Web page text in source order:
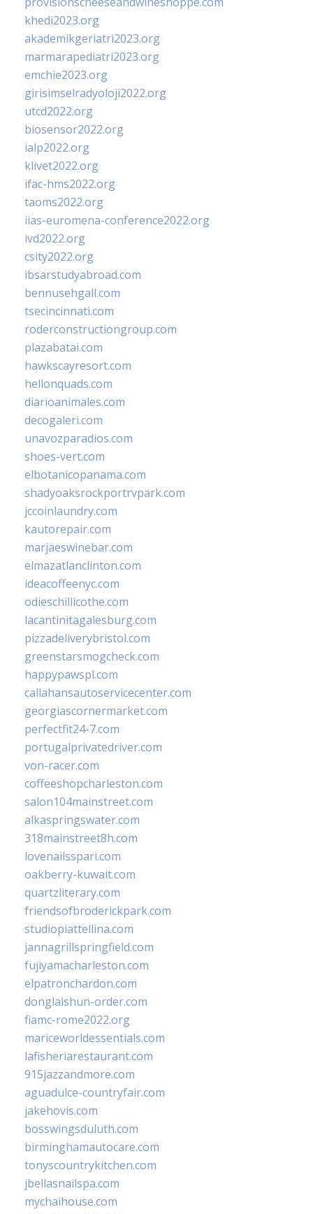
khedi2023.org
akademikgeriatri2023.org
marmarapediatri2023.org
emchie2023.org
girisimselradyoloji2022.org
utcd2022.org
biosensor2022.org
ialp2022.org
klivet2022.org
ifac-hms2022.org
taoms2022.org
iias-euromena-conference2022.org
ivd2022.org
csity2022.org
ibsarstudyabroad.com
bennusehgall.com
tsecincinnati.com
roderconstructiongroup.com
plazabatai.com
hawkscayresort.com
hellonquads.com
diarioanimales.com
decogaleri.com
unavozparadios.com
shoes-vert.com
elbotanicopanama.com
shadyoaksrockportrvpark.com
jccoinlaundry.com
kautorepair.com
marjaeswinebar.com
elmazatlanclinton.com
ideacoffeenyc.com
odieschillicothe.com
lacantinitagalesburg.com
pizzadeliverybristol.com
greenstarsmogcheck.com
happypawspl.com
callahansautoservicecenter.com
georgiascornermarket.com
perfectfit24-7.com
portugalprivatedriver.com
von-racer.com
coffeeshopcharleston.com
salon104mainstreet.com
alkaspringswater.com
318mainstreet8h.com
lovenailsspari.com
oakberry-kuwait.com
quartzliterary.com
friendsofbroderickpark.com
studiopiattellina.com
jannagrillspringfield.com
fujiyamacharleston.com
elpatronchardon.com
donglaishun-order.com
fiamc-rome2022.org
mariceworldessentials.com
lafisheriarestaurant.com
915jazzandmore.com
aguadulce-countryfair.com
jakehovis.com
bosswingsduluth.com
birminghamautocare.com
tonyscountrykitchen.com
jbellasnailspa.com
mychaihouse.com